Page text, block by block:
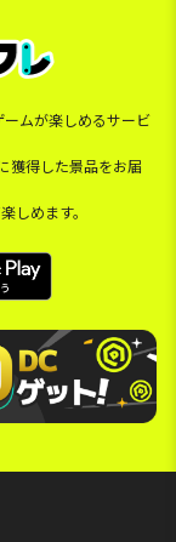
ムが楽しめるサービ
獲得した景品をお届
しめます。